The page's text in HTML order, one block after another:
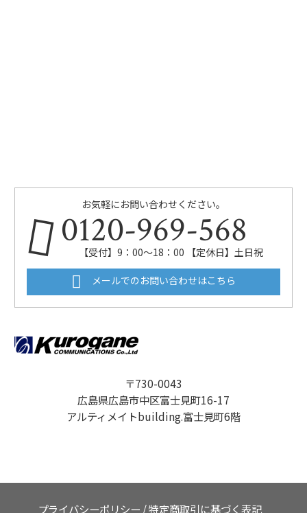
お気軽にお問い合わせください。
0120-969-568
【受付】9：00～18：00 【定休日】土日祝
メールでのお問い合わせはこちら
〒730-0043
広島県広島市中区富士見町16-17
アルティメイトbuilding.富士見町6階
プライバシーポリシー /特定商取引に基づく表記